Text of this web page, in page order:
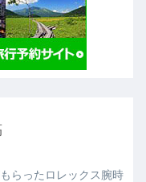
らったロレックス腕時